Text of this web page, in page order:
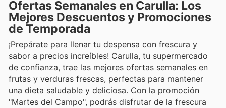
Ofertas Semanales en Carulla: Los
Mejores Descuentos y Promociones
de Temporada
¡Prepárate para llenar tu despensa con frescura y
sabor a precios increíbles! Carulla, tu supermercado
de confianza, trae las mejores ofertas semanales en
frutas y verduras frescas, perfectas para mantener
una dieta saludable y deliciosa. Con la promoción
"Martes del Campo", podrás disfrutar de la frescura